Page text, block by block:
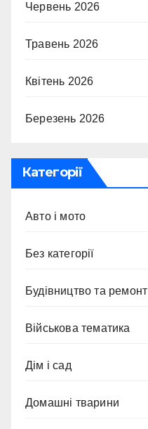
Червень 2026
Травень 2026
Квітень 2026
Березень 2026
Категорії
Авто і мото
Без категорії
Будівництво та ремонт
Військова тематика
Дім і сад
Домашні тварини